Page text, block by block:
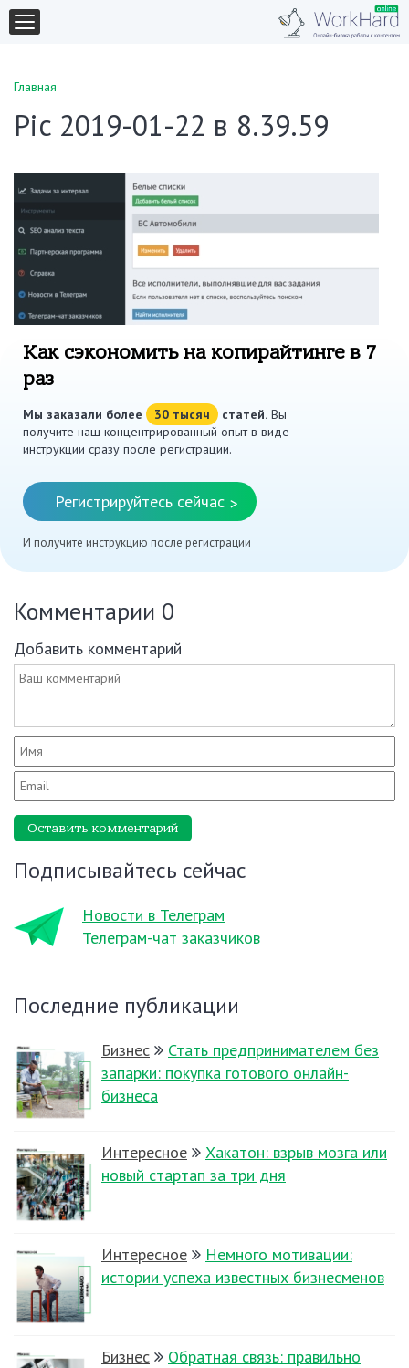
Главная
Pic 2019-01-22 в 8.39.59
Как сэкономить на копирайтинге в 7
раз
Мы заказали более 30 тысяч статей. Вы
получите наш концентрированный опыт в виде
инструкции сразу после регистрации.
Регистрируйтесь сейчас >
И получите инструкцию после регистрации
Комментарии 0
Добавить комментарий
Оставить комментарий
Подписывайтесь сейчас
Новости в Телеграм
Телеграм-чат заказчиков
Последние публикации
Бизнес
Стать предпринимателем без
запарки: покупка готового онлайн-
бизнеса
Интересное
Хакатон: взрыв мозга или
новый стартап за три дня
Интересное
Немного мотивации:
истории успеха известных бизнесменов
Бизнес
Обратная связь: правильно